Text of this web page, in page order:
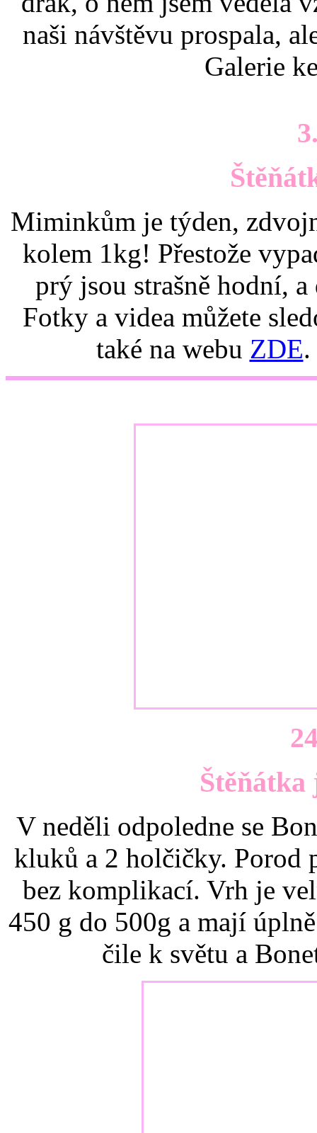
naši návštěvu prospala,
Galerie
Miminkům je týden,
kolem 1kg! Přestože
prý jsou strašně hodní,
Fotky a videa můžete
také na webu ZDE
Štěňátka
V neděli odpoledne se
kluků a 2 holčičky. Porod
bez komplikací. Vrh je
450 g do 500g a mají
čile k světu a